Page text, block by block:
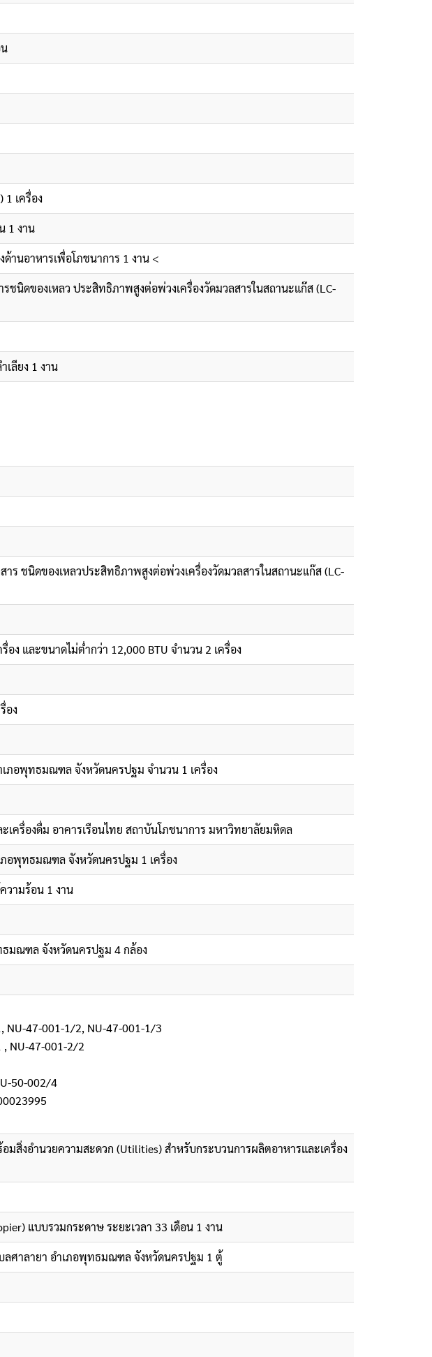
1 เครื่อง
1 งาน
านอาหารเพื่อโภชนาการ 1 งาน <
ชนิดของเหลว ประสิทธิภาพสูงต่อพ่วงเครื่องวัดมวลสารในสถานะแก๊ส (LC-
ลียง 1 งาน
ร ชนิดของเหลวประสิทธิภาพสูงต่อพ่วงเครื่องวัดมวลสารในสถานะแก๊ส (LC-
ง และขนาดไม่ต่ำกว่า 12,000 BTU จำนวน 2 เครื่อง
อง
ภอพุทธมณฑล จังหวัดนครปฐม จำนวน 1 เครื่อง
ครื่องดื่ม อาคารเรือนไทย สถาบันโภชนาการ มหาวิทยาลัยมหิดล
อพุทธมณฑล จังหวัดนครปฐม 1 เครื่อง
วามร้อน 1 งาน
มณฑล จังหวัดนครปฐม 4 กล้อง
NU-47-001-1/2, NU-47-001-1/3
, NU-47-001-2/2
50-002/4
งอำนวยความสะดวก (Utilities) สำหรับกระบวนการผลิตอาหารและเครื่อง
แบบรวมกระดาษ ระยะเวลา 33 เดือน 1 งาน
ลศาลายา อำเภอพุทธมณฑล จังหวัดนครปฐม 1 ตู้